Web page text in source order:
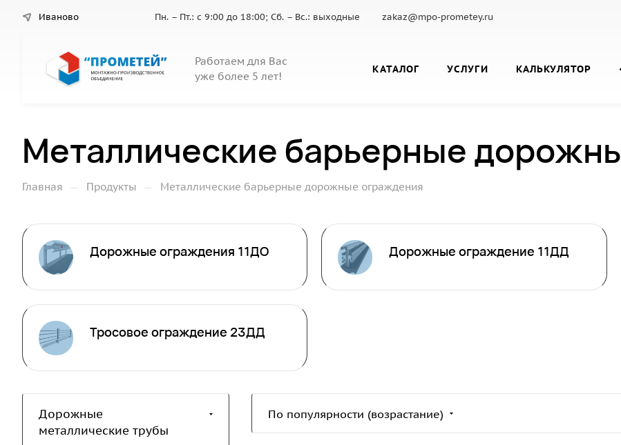
Иваново Пн. – Пт.: с 9:00 до 18:00; Сб. – Вс.: выходные zakaz@mpo-prometey.ru
Работаем для Вас
уже более 5 лет!
КАТАЛОГ УСЛУГИ КАЛЬКУЛЯТОР
Металлические барьерные
Главная — Продукты — Металлические барьерные дорожные ограждения
Дорожные ограждения 11ДО Дорожные ограждение 11ДД
Тросовое ограждение 23ДД
По популярности (возрастание)
Дорожные
металлические трубы